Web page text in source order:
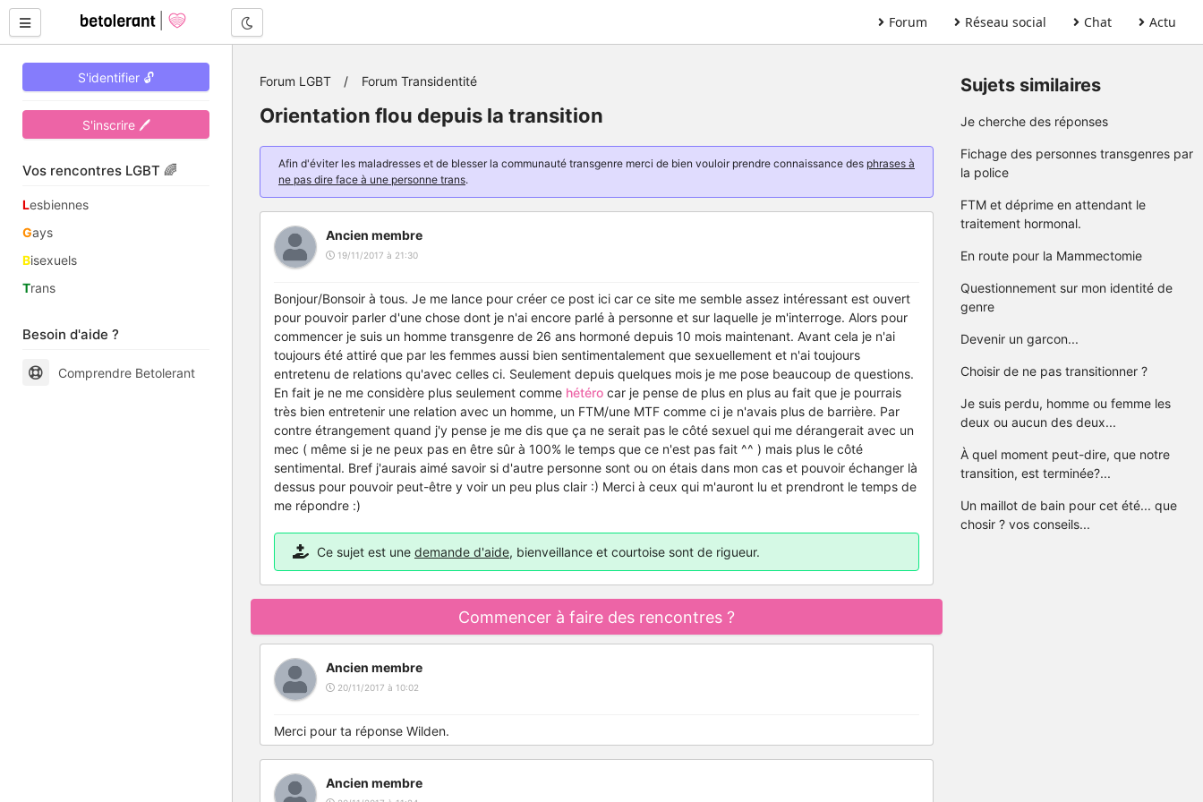
Forum Réseau social Chat Actu
S'identifier 🔓
S'inscrire 🖊
Vos rencontres LGBT 🌈
Lesbiennes
Gays
Bisexuels
Trans
Besoin d'aide ?
Comprendre Betolerant
Forum LGBT Forum Transidentité
Orientation flou depuis la transition
Afin d'éviter les maladresses et de blesser la communauté transgenre merci de bien vouloir prendre connaissance des phrases à
ne pas dire face à une personne trans.
Ancien membre
19/11/2017 à 21:30
Bonjour/Bonsoir à tous. Je me lance pour créer ce post ici car ce site me semble assez intéressant est ouvert
pour pouvoir parler d'une chose dont je n'ai encore parlé à personne et sur laquelle je m'interroge. Alors pour
commencer je suis un homme transgenre de 26 ans hormoné depuis 10 mois maintenant. Avant cela je n'ai
toujours été attiré que par les femmes aussi bien sentimentalement que sexuellement et n'ai toujours
entretenu de relations qu'avec celles ci. Seulement depuis quelques mois je me pose beaucoup de questions.
En fait je ne me considère plus seulement comme hétéro car je pense de plus en plus au fait que je pourrais
très bien entretenir une relation avec un homme, un FTM/une MTF comme ci je n'avais plus de barrière. Par
contre étrangement quand j'y pense je me dis que ça ne serait pas le côté sexuel qui me dérangerait avec un
mec ( même si je ne peux pas en être sûr à 100% le temps que ce n'est pas fait ^^ ) mais plus le côté
sentimental. Bref j'aurais aimé savoir si d'autre personne sont ou on étais dans mon cas et pouvoir échanger là
dessus pour pouvoir peut-être y voir un peu plus clair :) Merci à ceux qui m'auront lu et prendront le temps de
me répondre :)
Ce sujet est une demande d'aide, bienveillance et courtoise sont de rigueur.
Commencer à faire des rencontres ?
Ancien membre
20/11/2017 à 10:02
Merci pour ta réponse Wilden.
Ancien membre
Sujets similaires
Je cherche des réponses
Fichage des personnes transgenres par
la police
FTM et déprime en attendant le
traitement hormonal.
En route pour la Mammectomie
Questionnement sur mon identité de
genre
Devenir un garcon...
Choisir de ne pas transitionner ?
Je suis perdu, homme ou femme les
deux ou aucun des deux...
À quel moment peut-dire, que notre
transition, est terminée?...
Un maillot de bain pour cet été... que
chosir ? vos conseils...